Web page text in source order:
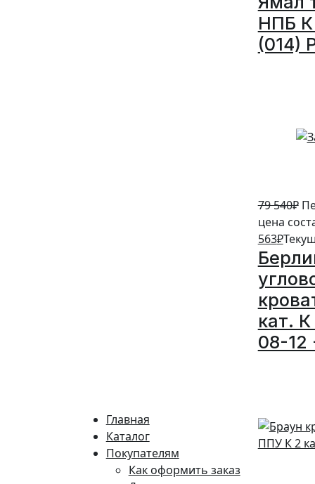
Главная
Каталог
Покупателям
Как оформить заказ
НПБ К
(014)
79 540₽
цена
563₽
кат.
08-12